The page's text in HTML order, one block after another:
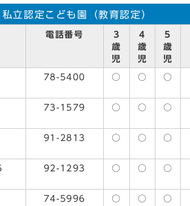
私立認定こども園（教育認定）
電話番号
3
歳
児
4
歳
児
5
歳
児
78-5400 ○ ○ ○
73-1579 ○ ○ ○
91-2813 ○ ○ ○
92-1293 ○ ○ ○
74-5996 ○ ○ ○